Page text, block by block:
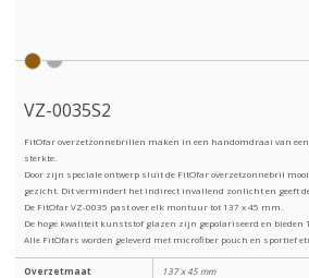
VZ-0035S2
FitOfar overzetzonnebrillen maken in een handomdraai van
sterkte.
Door zijn speciale ontwerp sluit de FitOfar overzetzonnebril
gezicht. Dit vermindert het indirect invallend zonlicht en geeft
De FitOfar VZ-0035 past over elk montuur tot 137 x 45 mm.
De hoge kwaliteit kunststof glazen zijn gepolariseerd en bieden
Alle FitOfars worden geleverd met microfiber pouch en sportief
Overzetmaat 137 x 45 mm